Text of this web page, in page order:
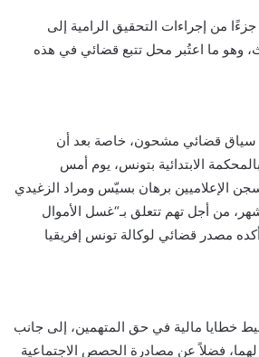
جزءًا من إجراءات التحقيق الرامية إلى
وهو ما اعتُبر محل تتبع قضائي في هذه
سياق قضائي مشحون، خاصة بعد أن
الابتدائية بتونس، يوم أمس
الإعلاميين برهان بسيّس ومراد الزغيدي
من أجل تهم تتعلق بـ“غسل الأموال
مصدر قضائي لوكالة تونس إفريقيا
خطايا مالية في حق المتهمين، إلى جانب
لهما، فضلاً عن مصادرة الحصص الاجتماعية